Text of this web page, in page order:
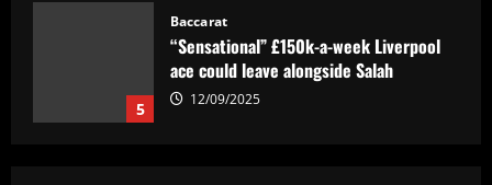
12/09/2025
Baccarat
Man Utd's most expensive signings of all